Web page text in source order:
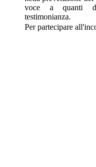
voce a quanti
testimonianza.
Per partecipare